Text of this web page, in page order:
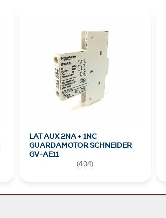
LAT AUX 2NA + 1NC
GUARDAMOTOR SCHNEIDER
GV-AE11
(404)